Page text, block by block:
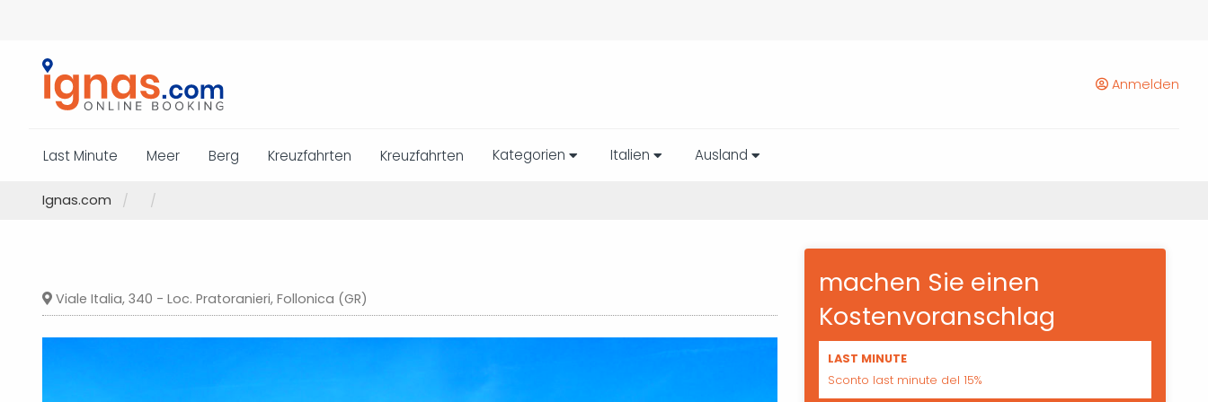
Anmelden
Last Minute Meer Berg Kreuzfahrten Kreuzfahrten Kategorien Italien Ausland
Ignas.com
Viale Italia, 340 - Loc. Pratoranieri, Follonica (GR)
machen Sie einen
Kostenvoranschlag
LAST MINUTE
Sconto last minute del 15%